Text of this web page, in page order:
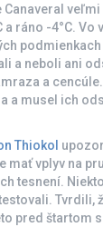
Canaveral
ráno -4°C. Vo
a neboli ani
a
a musel ich
Thiokol
mať vplyv na
tesnení.
Tvrdili,
pred štartom